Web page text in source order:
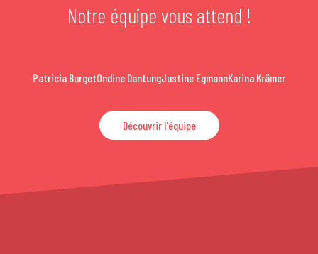
Notre équipe vous attend !
Patricia BurgetOndine DantungJustine EgmannKarina Krämer
Découvrir l'équipe